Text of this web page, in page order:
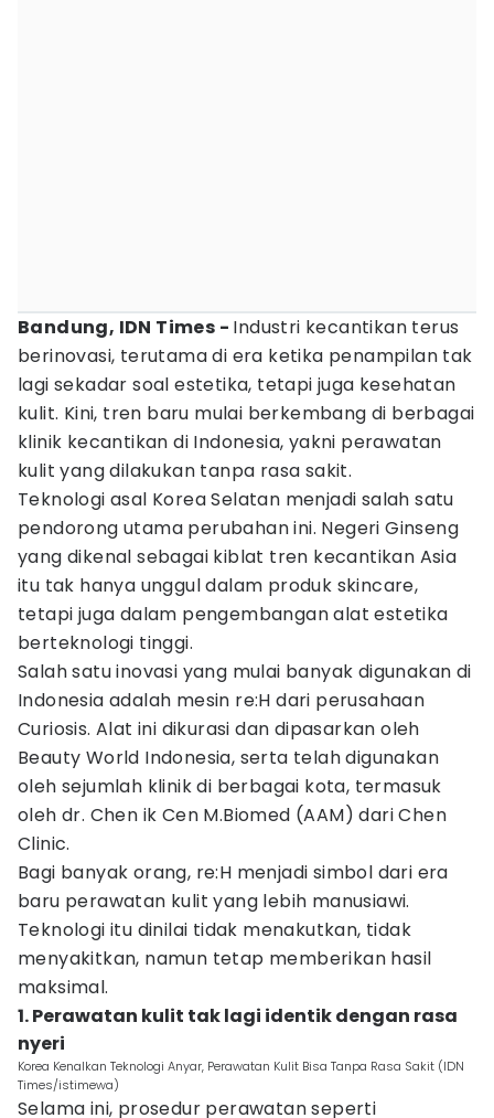
Bandung, IDN Times - Industri kecantikan terus
berinovasi, terutama di era ketika penampilan tak
lagi sekadar soal estetika, tetapi juga kesehatan
kulit. Kini, tren baru mulai berkembang di berbagai
klinik kecantikan di Indonesia, yakni perawatan
kulit yang dilakukan tanpa rasa sakit.
Teknologi asal Korea Selatan menjadi salah satu
pendorong utama perubahan ini. Negeri Ginseng
yang dikenal sebagai kiblat tren kecantikan Asia
itu tak hanya unggul dalam produk skincare,
tetapi juga dalam pengembangan alat estetika
berteknologi tinggi.
Salah satu inovasi yang mulai banyak digunakan di
Indonesia adalah mesin re:H dari perusahaan
Curiosis. Alat ini dikurasi dan dipasarkan oleh
Beauty World Indonesia, serta telah digunakan
oleh sejumlah klinik di berbagai kota, termasuk
oleh dr. Chen ik Cen M.Biomed (AAM) dari Chen
Clinic.
Bagi banyak orang, re:H menjadi simbol dari era
baru perawatan kulit yang lebih manusiawi.
Teknologi itu dinilai tidak menakutkan, tidak
menyakitkan, namun tetap memberikan hasil
maksimal.
1. Perawatan kulit tak lagi identik dengan rasa
nyeri
Korea Kenalkan Teknologi Anyar, Perawatan Kulit Bisa Tanpa Rasa Sakit (IDN
Times/istimewa)
Selama ini, prosedur perawatan seperti